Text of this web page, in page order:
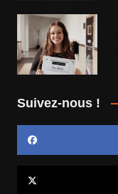
Suivez-nous !